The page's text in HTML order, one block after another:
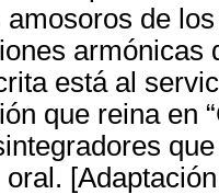
amosoros de
armónicas
está al
que reina en